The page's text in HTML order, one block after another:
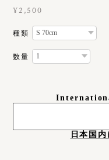
¥2,500
種類
数量
日本国